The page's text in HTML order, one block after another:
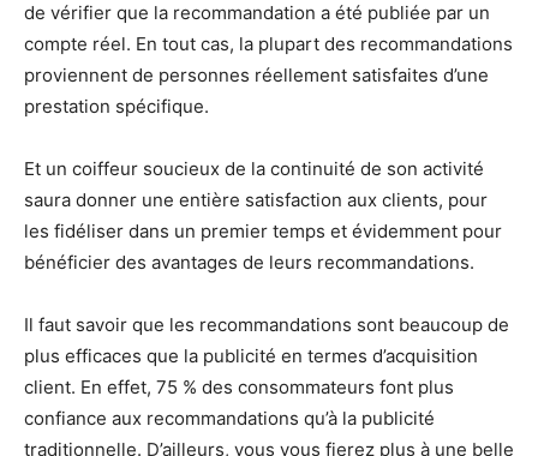
de vérifier que la recommandation a été publiée par un
compte réel. En tout cas, la plupart des recommandations
proviennent de personnes réellement satisfaites d’une
prestation spécifique.
Et un coiffeur soucieux de la continuité de son activité
saura donner une entière satisfaction aux clients, pour
les fidéliser dans un premier temps et évidemment pour
bénéficier des avantages de leurs recommandations.
Il faut savoir que les recommandations sont beaucoup de
plus efficaces que la publicité en termes d’acquisition
client. En effet, 75 % des consommateurs font plus
confiance aux recommandations qu’à la publicité
traditionnelle. D’ailleurs, vous vous fierez plus à une belle